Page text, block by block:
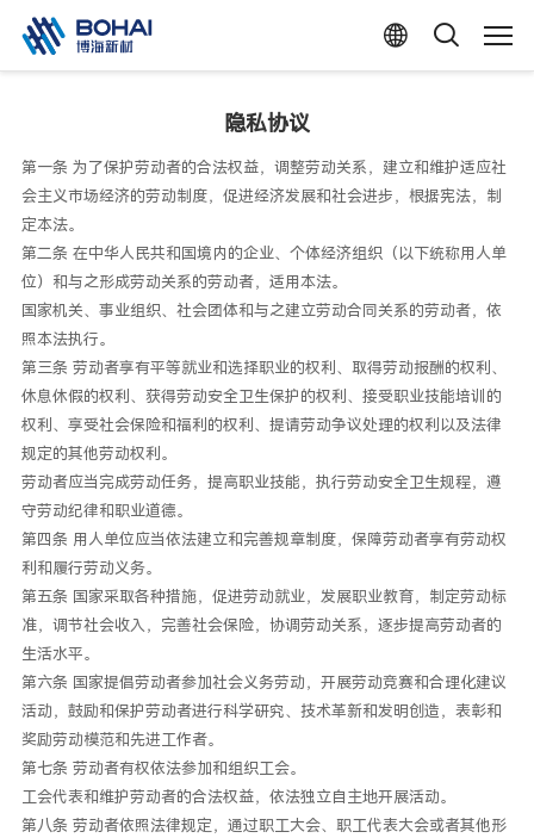
隐私协议
第一条 为了保护劳动者的合法权益，调整劳动关系，建立和维护适应社
会主义市场经济的劳动制度，促进经济发展和社会进步，根据宪法，制
定本法。
第二条 在中华人民共和国境内的企业、个体经济组织（以下统称用人单
位）和与之形成劳动关系的劳动者，适用本法。
国家机关、事业组织、社会团体和与之建立劳动合同关系的劳动者，依
照本法执行。
第三条 劳动者享有平等就业和选择职业的权利、取得劳动报酬的权利、
休息休假的权利、获得劳动安全卫生保护的权利、接受职业技能培训的
权利、享受社会保险和福利的权利、提请劳动争议处理的权利以及法律
规定的其他劳动权利。
劳动者应当完成劳动任务，提高职业技能，执行劳动安全卫生规程，遵
守劳动纪律和职业道德。
第四条 用人单位应当依法建立和完善规章制度，保障劳动者享有劳动权
利和履行劳动义务。
第五条 国家采取各种措施，促进劳动就业，发展职业教育，制定劳动标
准，调节社会收入，完善社会保险，协调劳动关系，逐步提高劳动者的
生活水平。
第六条 国家提倡劳动者参加社会义务劳动，开展劳动竞赛和合理化建议
活动，鼓励和保护劳动者进行科学研究、技术革新和发明创造，表彰和
奖励劳动模范和先进工作者。
第七条 劳动者有权依法参加和组织工会。
工会代表和维护劳动者的合法权益，依法独立自主地开展活动。
第八条 劳动者依照法律规定，通过职工大会、职工代表大会或者其他形